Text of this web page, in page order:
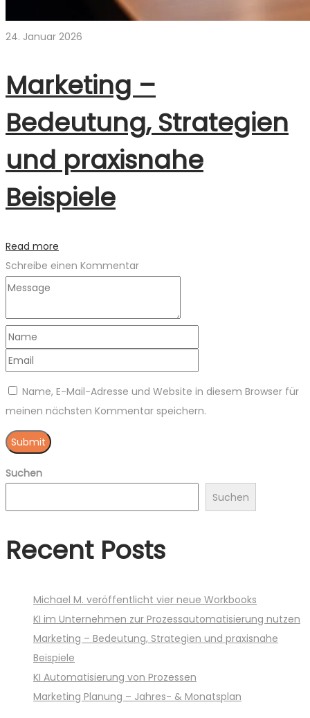
24. Januar 2026
Marketing –
Bedeutung, Strategien
und praxisnahe
Beispiele
Read more
Schreibe einen Kommentar
Name, E-Mail-Adresse und Website in diesem Browser für
meinen nächsten Kommentar speichern.
Suchen
Suchen
Recent Posts
Michael M. veröffentlicht vier neue Workbooks
KI im Unternehmen zur Prozessautomatisierung nutzen
Marketing – Bedeutung, Strategien und praxisnahe
Beispiele
KI Automatisierung von Prozessen
Marketing Planung – Jahres- & Monatsplan